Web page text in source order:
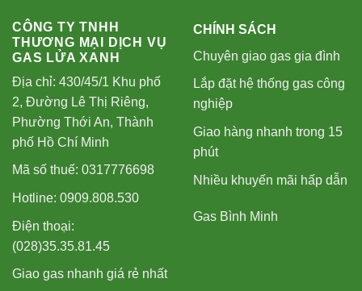
CÔNG TY TNHH
THƯƠNG MẠI DỊCH VỤ
GAS LỬA XANH
Địa chỉ: 430/45/1 Khu phố
2, Đường Lê Thị Riêng,
Phường Thới An, Thành
phố Hồ Chí Minh
Mã số thuế: 0317776698
Hotline: 0909.808.530
Điện thoại:
(028)35.35.81.45
Giao gas nhanh giá rẻ nhất
CHÍNH SÁCH
Chuyên giao gas gia đình
Lắp đặt hệ thống gas công
nghiệp
Giao hàng nhanh trong 15
phút
Nhiều khuyến mãi hấp dẫn
Gas Bình Minh